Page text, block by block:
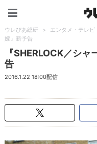
ウレぴあ総研 > エンタメ・テレビ
嫁』新予告
『SHERLOCK／シ
告
2016.1.22 18:00配信